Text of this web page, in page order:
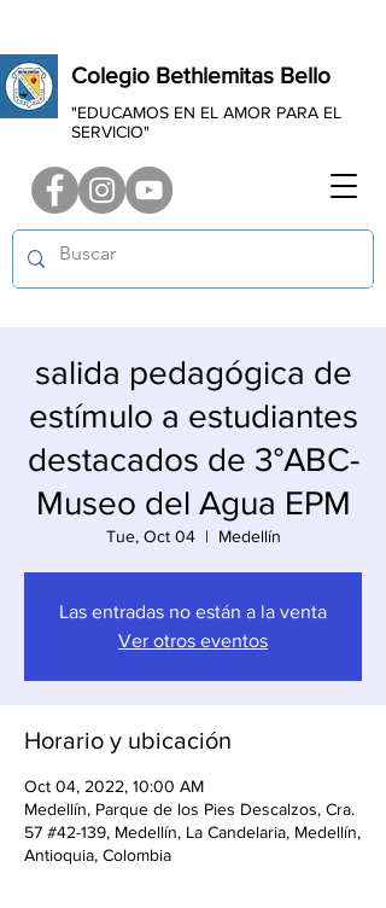
Colegio Bethlemitas Bello
"EDUCAMOS EN EL AMOR PARA EL
SERVICIO"
salida pedagógica de
estímulo a estudiantes
destacados de 3°ABC-
Museo del Agua EPM
Tue, Oct 04
  |
Medellín
Las entradas no están a la venta
Ver otros eventos
Horario y ubicación
Oct 04, 2022, 10:00 AM
Medellín, Parque de los Pies Descalzos, Cra.
57 #42-139, Medellín, La Candelaria, Medellín,
Antioquia, Colombia